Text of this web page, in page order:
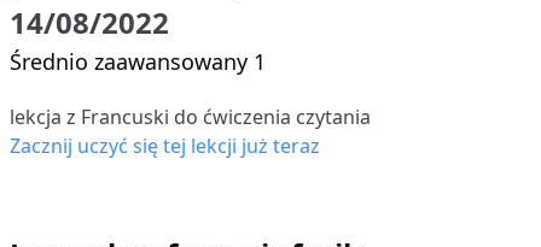
14/08/2022
Średnio zaawansowany 1
lekcja z Francuski do ćwiczenia czytania
Zacznij uczyć się tej lekcji już teraz